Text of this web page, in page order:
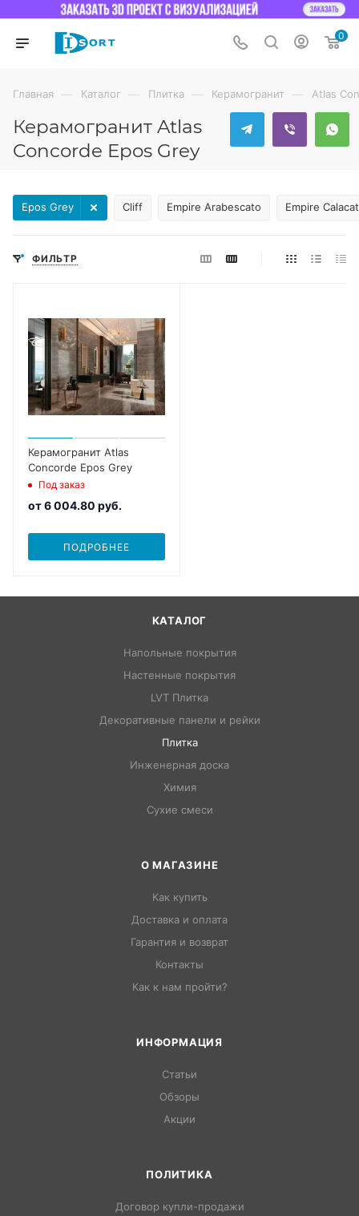
0
Главная — Каталог — Плитка — Керамогранит — Atlas
Керамогранит Atlas
Concorde Epos Grey
Cliff Empire Arabescato Empire
Epos Grey
ФИЛЬТР
Керамогранит Atlas
Concorde Epos Grey
Под заказ
от6 004.80 руб.
ПОДРОБНЕЕ
КАТАЛОГ
Напольные покрытия
Настенные покрытия
LVT Плитка
Декоративные панели и рейки
Плитка
Инженерная доска
Химия
Сухие смеси
О МАГАЗИНЕ
Как купить
Доставка и оплата
Гарантия и возврат
Контакты
Как к нам пройти?
ИНФОРМАЦИЯ
Статьи
Обзоры
Акции
ПОЛИТИКА
Договор купли-продажи